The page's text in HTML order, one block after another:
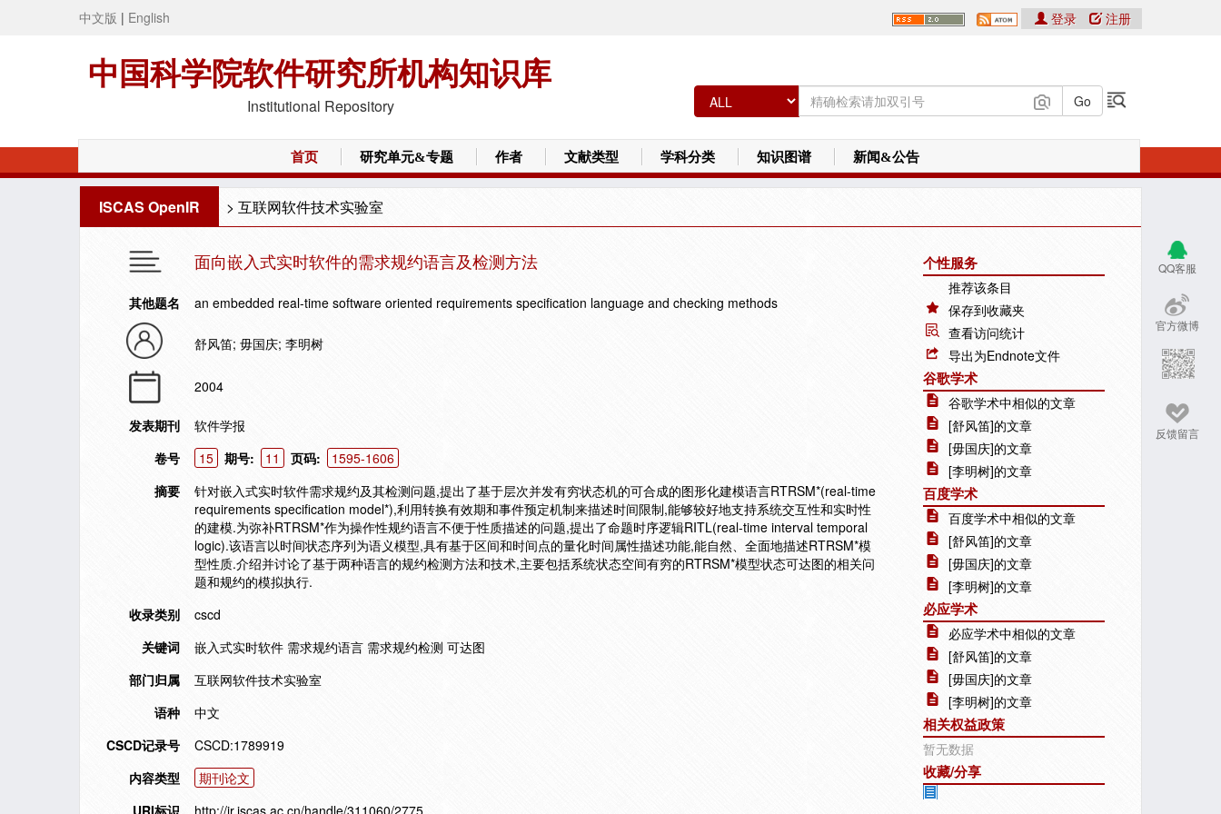
中文版 | English
中国科学院软件研究所机构知识库
Institutional Repository
登录 注册
首页 研究单元&专题 作者 文献类型 学科分类 知识图谱 新闻&公告
ISCAS OpenIR > 互联网软件技术实验室
QQ客服
官方微博
反馈留言
面向嵌入式实时软件的需求规约语言及检测方法
其他题名 an embedded real-time software oriented requirements specification language and checking methods
舒风笛; 毋国庆; 李明树
2004
发表期刊
软件学报
卷号
15 期号: 11 页码:
1595-1606
摘要
针对嵌入式实时软件需求规约及其检测问题,提出了基于层次并发有穷状态机的可合成的图形化建模语言RTRSM*(real-time
requirements specification model*),利用转换有效期和事件预定机制来描述时间限制,能够较好地支持系统交互性和实时性
的建模.为弥补RTRSM*作为操作性规约语言不便于性质描述的问题,提出了命题时序逻辑RITL(real-time interval temporal
logic).该语言以时间状态序列为语义模型,具有基于区间和时间点的量化时间属性描述功能,能自然、全面地描述RTRSM*模
型性质.介绍并讨论了基于两种语言的规约检测方法和技术,主要包括系统状态空间有穷的RTRSM*模型状态可达图的相关问
题和规约的模拟执行.
收录类别
cscd
关键词
嵌入式实时软件 需求规约语言 需求规约检测 可达图
部门归属
互联网软件技术实验室
语种
中文
CSCD记录号
CSCD:1789919
内容类型
期刊论文
URI标识
http://ir.iscas.ac.cn/handle/311060/2775
个性服务
推荐该条目
保存到收藏夹
查看访问统计
导出为Endnote文件
谷歌学术
谷歌学术中相似的文章
[舒风笛]的文章
[毋国庆]的文章
[李明树]的文章
百度学术
百度学术中相似的文章
[舒风笛]的文章
[毋国庆]的文章
[李明树]的文章
必应学术
必应学术中相似的文章
[舒风笛]的文章
[毋国庆]的文章
[李明树]的文章
相关权益政策
暂无数据
收藏/分享